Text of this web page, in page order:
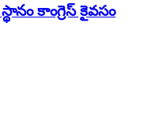
కాంగ్రెస్ కైవసం